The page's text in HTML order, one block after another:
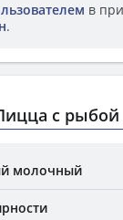
в
.
с рыбой
молочный